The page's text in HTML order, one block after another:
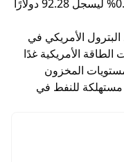
نايمكس الأمريكي تسليم يوليو بنسبة 0.20% ليسجل 92.28 دولارًا
الأمريكي في
الأمريكية غدًا
المخزون
للنفط في